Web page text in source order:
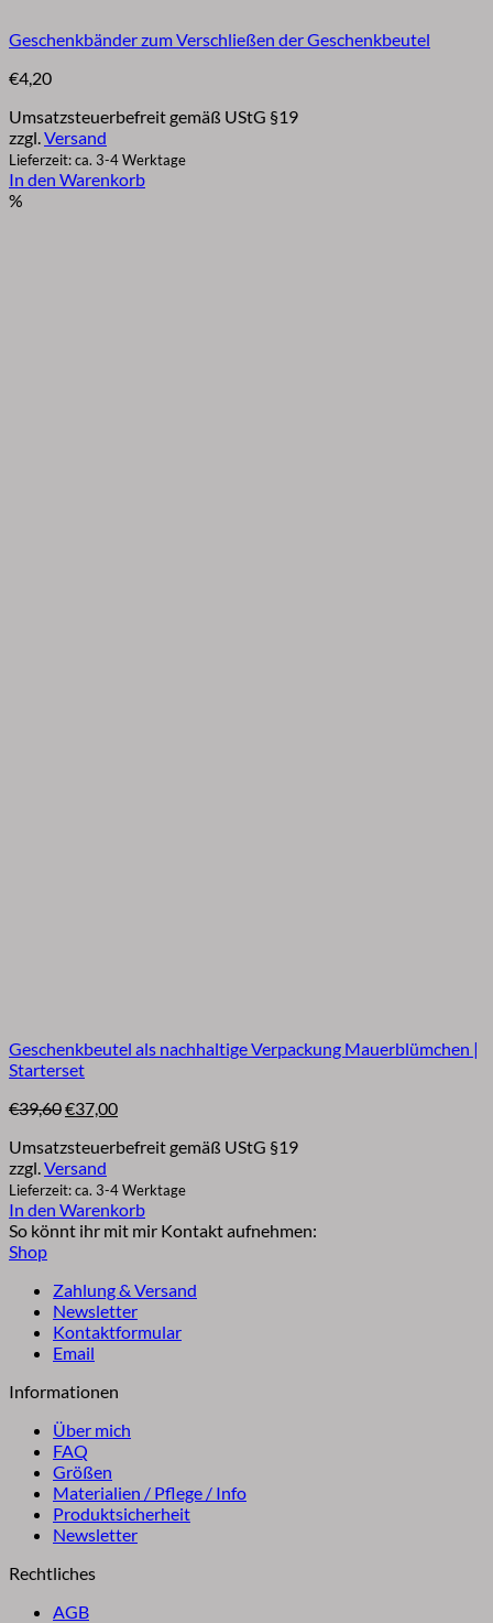
Geschenkbänder zum Verschließen der Geschenkbeutel
€4,20
Umsatzsteuerbefreit gemäß UStG §19
zzgl.Versand
Lieferzeit: ca. 3-4 Werktage
In den Warenkorb
%
Geschenkbeutel als nachhaltige Verpackung Mauerblümchen |
Starterset
€39,60Ursprünglicher
war:
€39,60
€37,00Aktueller
ist:
Umsatzsteuerbefreit gemäß UStG §19
zzgl.Versand
Lieferzeit: ca. 3-4 Werktage
In den Warenkorb
So könnt ihr mit mir Kontakt aufnehmen:
Shop
Zahlung & Versand
Newsletter
Kontaktformular
Email
Informationen
Über mich
FAQ
Größen
Materialien / Pflege / Info
Produktsicherheit
Newsletter
Rechtliches
AGB